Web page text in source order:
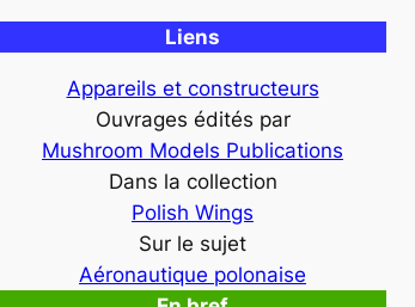
r
c
h
r
Liens
Appareils et constructeurs
Ouvrages édités par
Mushroom Models Publications
Dans la collection
Polish Wings
Sur le sujet
Aéronautique polonaise